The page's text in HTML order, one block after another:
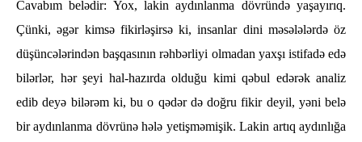
Cavabım belədir: Yox, lakin aydınlanma dövründə yaşayırıq.
Çünki, əgər kimsə fikirləşirsə ki, insanlar dini məsələlərdə öz
düşüncələrindən başqasının rəhbərliyi olmadan yaxşı istifadə edə
bilərlər, hər şeyi hal-hazırda olduğu kimi qəbul edərək analiz
edib deyə bilərəm ki, bu o qədər də doğru fikir deyil, yəni belə
bir aydınlanma dövrünə hələ yetişməmişik. Lakin artıq aydınlığa